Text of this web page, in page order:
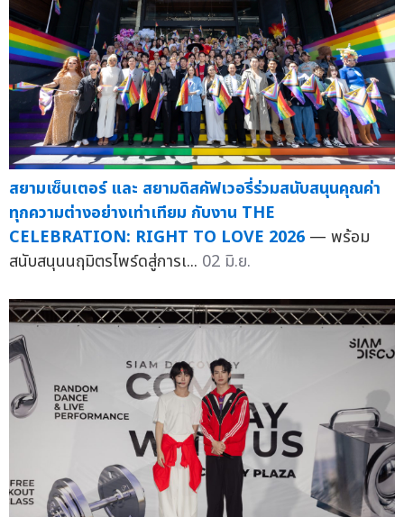
สยามเซ็นเตอร์ และ สยามดิสคัฟเวอรี่ร่วมสนับสนุนคุณค่า
ทุกความต่างอย่างเท่าเทียม กับงาน THE
CELEBRATION: RIGHT TO LOVE 2026 — พร้อม
สนับสนุนนฤมิตรไพร์ดสู่การเ... 02 มิ.ย.